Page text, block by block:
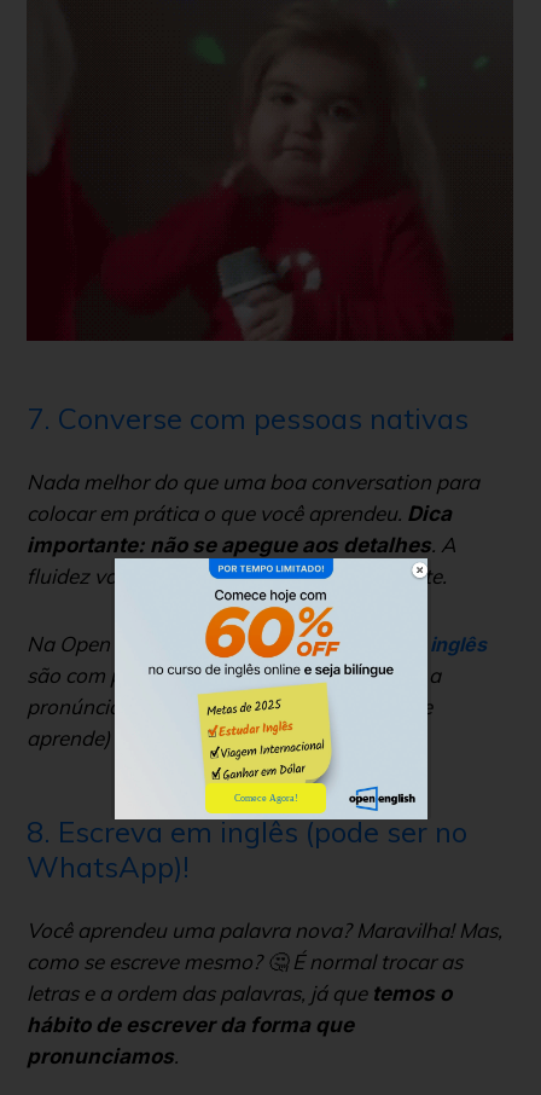
7. Converse com pessoas nativas
Nada melhor do que uma boa conversation para
colocar em prática o que você aprendeu. Dica
importante: não se apegue aos detalhes. A
fluidez vai sendo construída gradativamente.
Na Open English, todas as nossas aulas de inglês
são com p rofessores nativos, que corrigem a
pronúncia em tempo real. Quem sabe faz (e
aprende) ao vivo!⚡
8. Escreva em inglês (pode ser no
WhatsApp)!
Você aprendeu uma palavra nova? Maravilha! Mas,
como se escreve mesmo? 🤔 É normal trocar as
letras e a ordem das palavras, já que temos o
hábito de escrever da forma que
pronunciamos.
Comece Agora!